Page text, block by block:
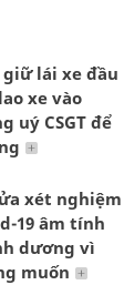
giữ lái xe đầu
xe vào
uý CSGT để
xét nghiệm
19 âm tính
dương vì
muốn